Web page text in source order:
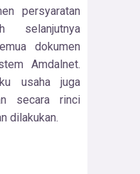
persyaratan
selanjutnya
dokumen
Amdalnet.
usaha juga
secara rinci
dilakukan.